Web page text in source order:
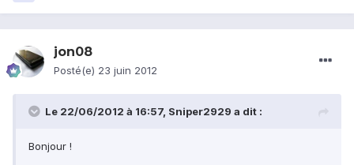
jon08
Posté(e) 23 juin 2012
Le 22/06/2012 à 16:57, Sniper2929 a dit :
Bonjour !